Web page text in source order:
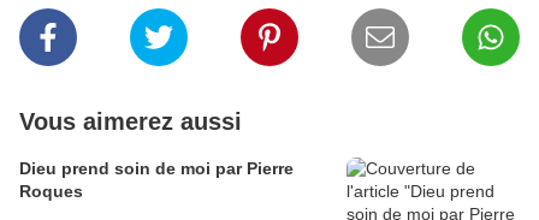
Vous aimerez aussi
Dieu prend soin de moi par Pierre
Roques